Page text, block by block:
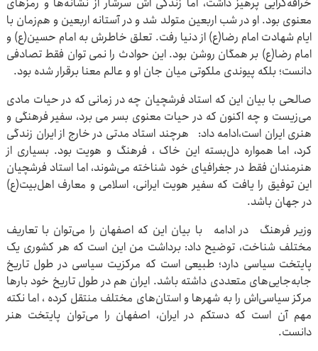
معنوی بود. او در شب اربعین متولد شد و در آستانه اربعین و هم‌زمان با
ایام شهادت امام رضا(ع) از دنیا رفت. تعلق خاطرش به امام حسین(ع) و
امام رضا(ع) بر همگان روشن بود. این حوادث را نمی توان فقط تصادفی
دانست؛ بلکه پیوندی ملکوتی میان جان او و عالم معنا برقرار شده بود.
صالحی با بیان این که استاد فرشچیان چه در زمانی که در حیات مادی
می‌زیست و چه اکنون که در حیات معنوی بسر می برد، سفیر فرهنگی و
هنری ایران است،ادامه داد: هرچند استاد مدتی در خارج از ایران زندگی
کرد، اما همواره دل‌بسته‌ این خاک ، فرهنگ و هویت بود. بسیاری از
هنرمندان فقط در جغرافیای خود شناخته می‌شوند، اما استاد فرشچیان
این توفیق را یافت که سفیر هویت ایرانی، اسلامی و معارف اهل‌بیت(ع)
در جهان باشد.
وزیر فرهنگ در ادامه با بیان این که اصفهان را می‌توان با تعاریف
مختلف شناخت، توضیح داد: برداشت من این است که هر کشوری یک
پایتخت سیاسی دارد؛ طبیعی است که مرکزیت سیاسی در طول تاریخ
جابه‌جایی‌های متعددی داشته باشد. ایران هم در طول تاریخ خود بارها
مرکز سیاسی‌اش را به شهرها و استان‌های مختلف منتقل کرده ، اما نکته
مهم آن است که دستکم در ایران، اصفهان را می‌توان پایتخت هنر
دانست.